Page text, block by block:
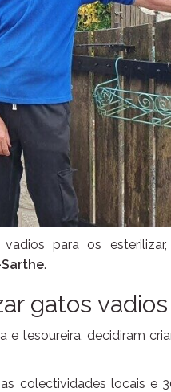
para os
.
gatos vadios
e tesoureira, decidiram
colectividades locais e